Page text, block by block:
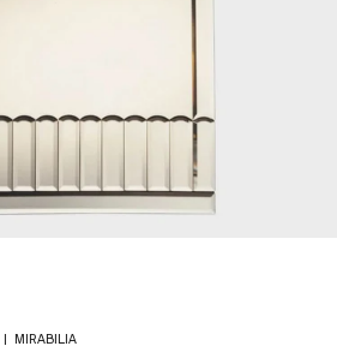
MIRABILIA